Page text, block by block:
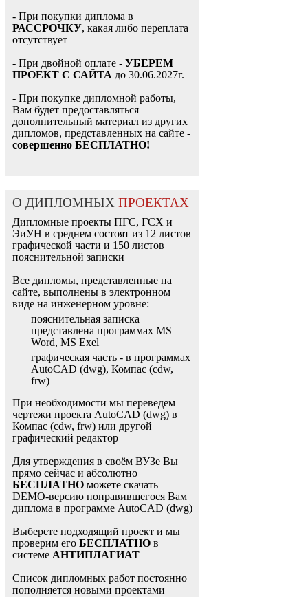
- При покупки диплома в
РАССРОЧКУ, какая либо переплата
отсутствует
- При двойной оплате - УБЕРЕМ
ПРОЕКТ С САЙТА до 30.06.2027г.
- При покупке дипломной работы,
Вам будет предоставляться
дополнительный материал из других
дипломов, представленных на сайте -
совершенно БЕСПЛАТНО!
О ДИПЛОМНЫХ ПРОЕКТАХ
Дипломные проекты ПГС, ГСХ и
ЭиУН в среднем состоят из 12 листов
графической части и 150 листов
пояснительной записки
Все дипломы, представленные на
сайте, выполнены в электронном
виде на инженерном уровне:
пояснительная записка
представлена программах MS
Word, MS Exel
графическая часть - в программах
AutoCAD (dwg), Компас (cdw,
frw)
При необходимости мы переведем
чертежи проекта AutoCAD (dwg) в
Компас (cdw, frw) или другой
графический редактор
Для утверждения в своём ВУЗе Вы
прямо сейчас и абсолютно
БЕСПЛАТНО можете скачать
DEMO-версию понравившегося Вам
диплома в программе AutoCAD (dwg)
Выберете подходящий проект и мы
проверим его БЕСПЛАТНО в
системе АНТИПЛАГИАТ
Список дипломных работ постоянно
пополняется новыми проектами